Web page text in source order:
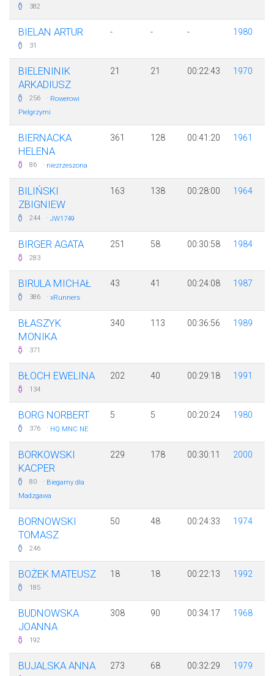
382
BIELAN ARTUR
31
- - - 1980
BIELENINIK
ARKADIUSZ
256 · Rowerowi
Pielgrzymi
21 21 00:22:43 1970
BIERNACKA
HELENA
86 · niezrzeszona
361 128 00:41:20 1961
BILIŃSKI
ZBIGNIEW
244 · JW1749
163 138 00:28:00 1964
BIRGER AGATA
283
251 58 00:30:58 1984
BIRULA MICHAŁ
386 · xRunners
43 41 00:24:08 1987
BŁASZYK
MONIKA
371
340 113 00:36:56 1989
BŁOCH EWELINA
134
202 40 00:29:18 1991
BORG NORBERT
376 · HQ MNC NE
5 5 00:20:24 1980
BORKOWSKI
KACPER
80 · Biegamy dla
Madzgawa
229 178 00:30:11 2000
BORNOWSKI
TOMASZ
246
50 48 00:24:33 1974
BOŻEK MATEUSZ
185
18 18 00:22:13 1992
BUDNOWSKA
JOANNA
192
308 90 00:34:17 1968
BUJALSKA ANNA 273 68 00:32:29 1979